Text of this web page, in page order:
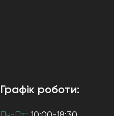
Графік роботи: